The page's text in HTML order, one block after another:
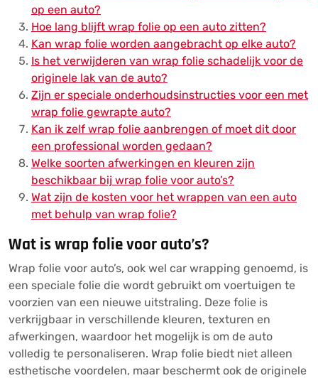
op een auto?
Hoe lang blijft wrap folie op een auto zitten?
Kan wrap folie worden aangebracht op elke auto?
Is het verwijderen van wrap folie schadelijk voor de
originele lak van de auto?
Zijn er speciale onderhoudsinstructies voor een met
wrap folie gewrapte auto?
Kan ik zelf wrap folie aanbrengen of moet dit door
een professional worden gedaan?
Welke soorten afwerkingen en kleuren zijn
beschikbaar bij wrap folie voor auto’s?
Wat zijn de kosten voor het wrappen van een auto
met behulp van wrap folie?
Wat is wrap folie voor auto’s?
Wrap folie voor auto’s, ook wel car wrapping genoemd, is
een speciale folie die wordt gebruikt om voertuigen te
voorzien van een nieuwe uitstraling. Deze folie is
verkrijgbaar in verschillende kleuren, texturen en
afwerkingen, waardoor het mogelijk is om de auto
volledig te personaliseren. Wrap folie biedt niet alleen
esthetische voordelen, maar beschermt ook de originele